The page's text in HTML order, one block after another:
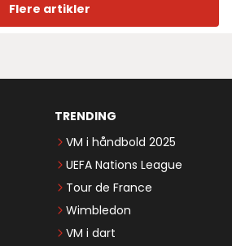
Flere artikler
TRENDING
VM i håndbold 2025
UEFA Nations League
Tour de France
Wimbledon
VM i dart